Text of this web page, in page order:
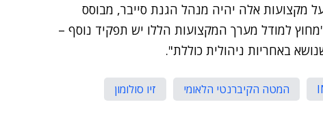
מקצועות אלה יהיה מנהל הגנת סייבר, מבוסס
"מחוץ למודל מערך המקצועות הללו יש תפקיד נוסף –
באחריות ניהולית כוללת".
המטה הקיברנטי הלאומי זיו סולומון